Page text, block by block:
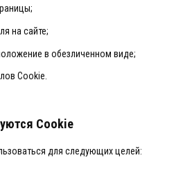
на сайте;
в обезличенном виде;
Cookie.
Cookie
для следующих целей: